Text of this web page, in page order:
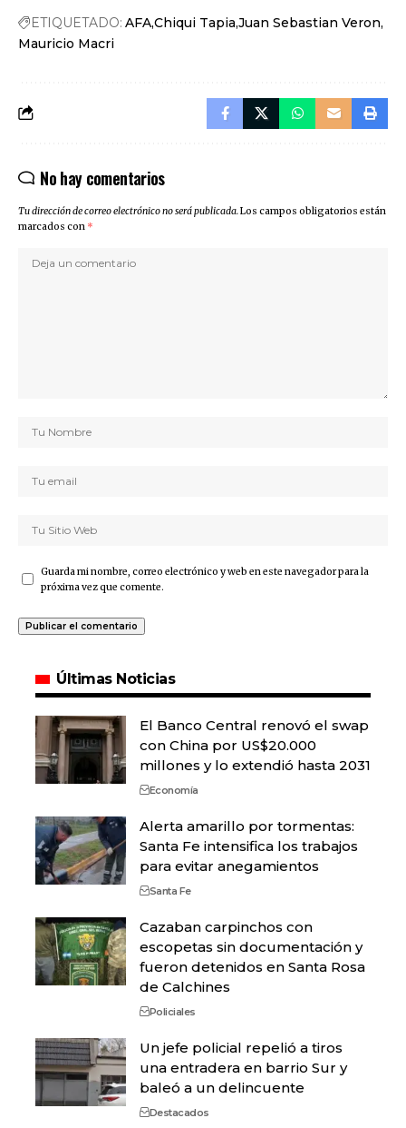
ETIQUETADO: AFAChiqui Tapia Juan Sebastian Veron
Mauricio Macri
No hay comentarios
Tu dirección de correo electrónico no será publicada.Los campos obligatorios están
marcados con *
Guarda mi nombre, correo electrónico y web en este navegador para la
próxima vez que comente.
Últimas Noticias
El Banco Central renovó el swap
con China por US$20.000
millones y lo extendió hasta 2031
Economía
Alerta amarillo por tormentas:
Santa Fe intensifica los trabajos
para evitar anegamientos
Santa Fe
Cazaban carpinchos con
escopetas sin documentación y
fueron detenidos en Santa Rosa
de Calchines
Policiales
Un jefe policial repelió a tiros
una entradera en barrio Sur y
baleó a un delincuente
Destacados